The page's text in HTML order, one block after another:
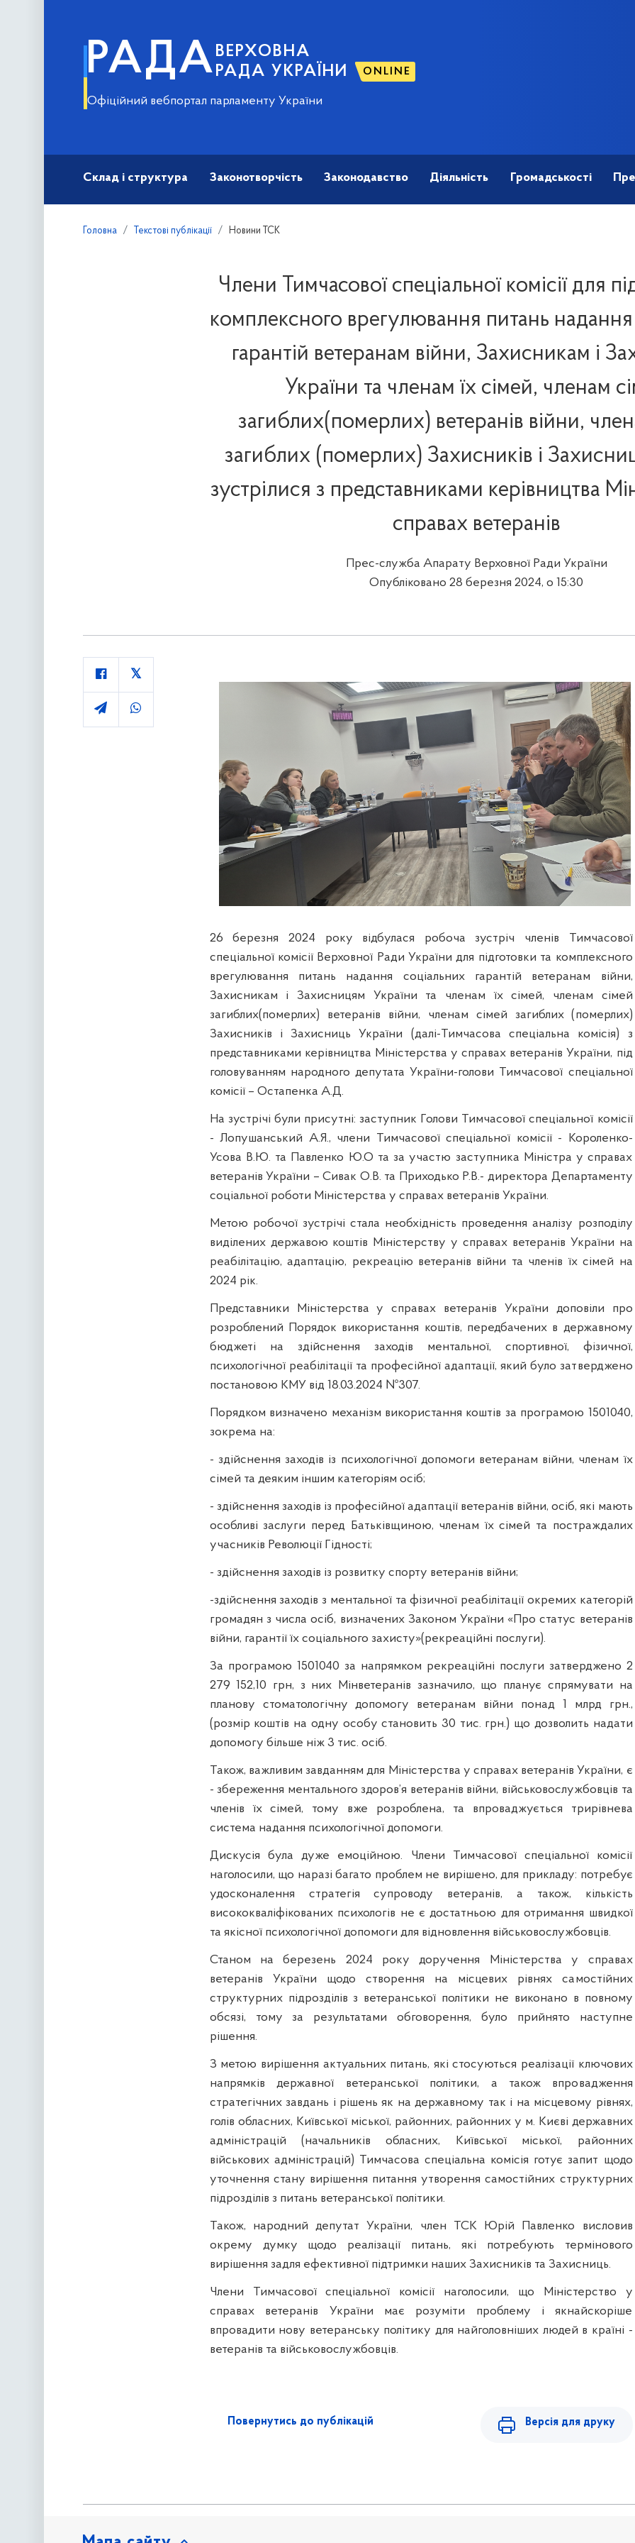
РАДА ВЕРХОВНА
РАДА УКРАЇНИ
ONLINE
Офіційний вебпортал парламенту України
Склад і структура Законотворчість Законодавство Діяльність Громадськості
Головна Текстові публікації Новини ТСК
Члени Тимчасової спеціальної комісії для
комплексного врегулювання питань
гарантій ветеранам війни, Захисникам і
України та членам їх сімей, членам
загиблих(померлих) ветеранів війни,
загиблих (померлих) Захисників і
зустрілися з представниками керівництва
справах ветеранів
Прес-служба Апарату Верховної Ради України
Опубліковано 28 березня 2024, о 15:30
26 березня 2024 року відбулася робоча зустріч членів Тимчасової
спеціальної комісії Верховної Ради України для підготовки та комплексного
врегулювання питань надання соціальних гарантій ветеранам війни,
Захисникам і Захисницям України та членам їх сімей, членам сімей
загиблих(померлих) ветеранів війни, членам сімей загиблих (померлих)
Захисників і Захисниць України (далі-Тимчасова спеціальна комісія) з
представниками керівництва Міністерства у справах ветеранів України, під
головуванням народного депутата України-голови Тимчасової спеціальної
комісії – Остапенка А.Д.
На зустрічі були присутні: заступник Голови Тимчасової спеціальної комісії
- Лопушанський А.Я., члени Тимчасової спеціальної комісії - Короленко-
Усова В.Ю. та Павленко Ю.О та за участю заступника Міністра у справах
ветеранів України – Сивак О.В. та Приходько Р.В.- директора Департаменту
соціальної роботи Міністерства у справах ветеранів України.
Метою робочої зустрічі стала необхідність проведення аналізу розподілу
виділених державою коштів Міністерству у справах ветеранів України на
реабілітацію, адаптацію, рекреацію ветеранів війни та членів їх сімей на
2024 рік.
Представники Міністерства у справах ветеранів України доповіли про
розроблений Порядок використання коштів, передбачених в державному
бюджеті на здійснення заходів ментальної, спортивної, фізичної,
психологічної реабілітації та професійної адаптації, який було затверджено
постановою КМУ від 18.03.2024 №307.
Порядком визначено механізм використання коштів за програмою 1501040,
зокрема на:
- здійснення заходів із психологічної допомоги ветеранам війни, членам їх
сімей та деяким іншим категоріям осіб;
- здійснення заходів із професійної адаптації ветеранів війни, осіб, які мають
особливі заслуги перед Батьківщиною, членам їх сімей та постраждалих
учасників Революції Гідності;
- здійснення заходів із розвитку спорту ветеранів війни;
-здійснення заходів з ментальної та фізичної реабілітації окремих категорій
громадян з числа осіб, визначених Законом України «Про статус ветеранів
війни, гарантії їх соціального захисту»(рекреаційні послуги).
За програмою 1501040 за напрямком рекреаційні послуги затверджено 2
279 152,10 грн, з них Мінветеранів зазначило, що планує спрямувати на
планову стоматологічну допомогу ветеранам війни понад 1 млрд грн.,
(розмір коштів на одну особу становить 30 тис. грн.) що дозволить надати
допомогу більше ніж 3 тис. осіб.
Також, важливим завданням для Міністерства у справах ветеранів України, є
- збереження ментального здоров’я ветеранів війни, військовослужбовців та
членів їх сімей, тому вже розроблена, та впроваджується трирівнева
система надання психологічної допомоги.
Дискусія була дуже емоційною. Члени Тимчасової спеціальної комісії
наголосили, що наразі багато проблем не вирішено, для прикладу: потребує
удосконалення стратегія супроводу ветеранів, а також, кількість
висококваліфікованих психологів не є достатньою для отримання швидкої
та якісної психологічної допомоги для відновлення військовослужбовців.
Станом на березень 2024 року доручення Міністерства у справах
ветеранів України щодо створення на місцевих рівнях самостійних
структурних підрозділів з ветеранської політики не виконано в повному
обсязі, тому за результатами обговорення, було прийнято наступне
рішення.
З метою вирішення актуальних питань, які стосуються реалізації ключових
напрямків державної ветеранської політики, а також впровадження
стратегічних завдань і рішень як на державному так і на місцевому рівнях,
голів обласних, Київської міської, районних, районних у м. Києві державних
адміністрацій (начальників обласних, Київської міської, районних
військових адміністрацій) Тимчасова спеціальна комісія готує запит щодо
уточнення стану вирішення питання утворення самостійних структурних
підрозділів з питань ветеранської політики.
Також, народний депутат України, член ТСК Юрій Павленко висловив
окрему думку щодо реалізації питань, які потребують термінового
вирішення задля ефективної підтримки наших Захисників та Захисниць.
Члени Тимчасової спеціальної комісії наголосили, що Міністерство у
справах ветеранів України має розуміти проблему і якнайскоріше
впровадити нову ветеранську політику для найголовніших людей в країні -
ветеранів та військовослужбовців.
Повернутись до публікацій Версія для друку